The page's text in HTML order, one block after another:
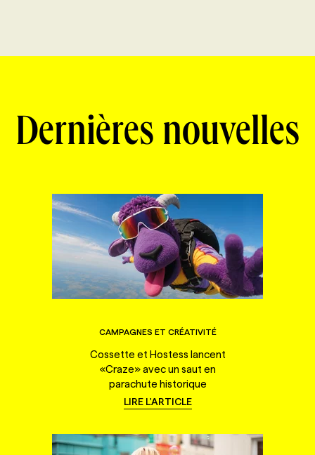
Dernières nouvelles
CAMPAGNES ET CRÉATIVITÉ
Cossette et Hostess lancent
«Craze» avec un saut en
parachute historique
LIRE L'ARTICLE